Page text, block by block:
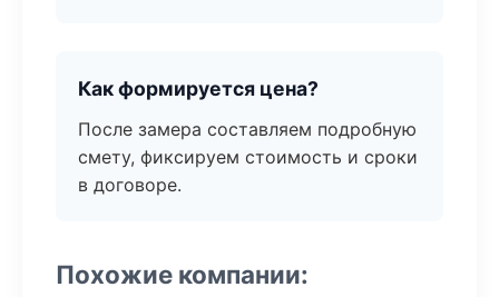
Как формируется цена?
После замера составляем подробную
смету, фиксируем стоимость и сроки
в договоре.
Похожие компании: